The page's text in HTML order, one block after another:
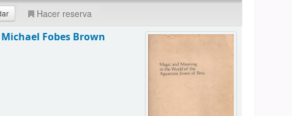
Hacer reserva
Michael Fobes Brown